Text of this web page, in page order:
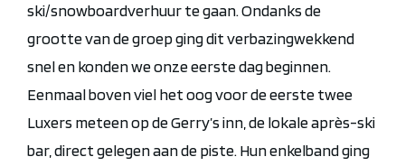
ski/snowboardverhuur te gaan. Ondanks de
grootte van de groep ging dit verbazingwekkend
snel en konden we onze eerste dag beginnen.
Eenmaal boven viel het oog voor de eerste twee
Luxers meteen op de Gerry’sinn , de lokale après-ski
bar, direct gelegen aan de piste. Hun enkelband ging